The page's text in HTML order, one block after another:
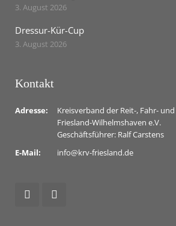
3. August 2026
Dressur-Kür-Cup
3. August 2026
Kontakt
Adresse:
Kreisverband der Reit-, Fahr-
Friesland-Wilhelmshaven e.V.
Geschäftsführer: Ralf Carstens
E-Mail:
info@krv-friesland.de